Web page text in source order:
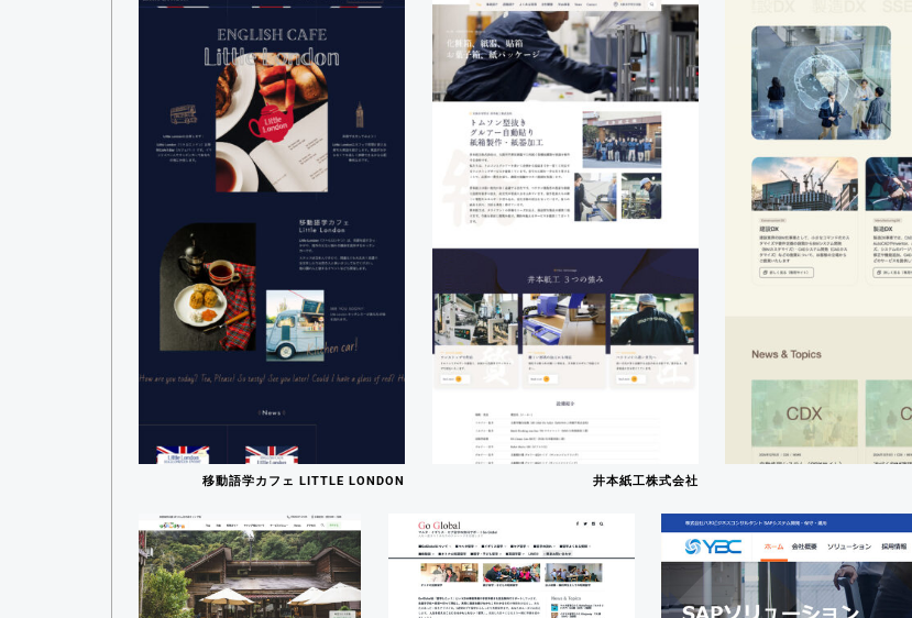
移動語学カフェ LITTLE LONDON 井本紙工株式会社